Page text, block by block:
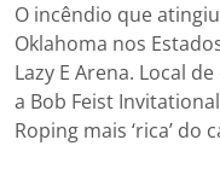
O incêndio que
Oklahoma nos
Lazy E Arena. Local
a Bob Feist
Roping mais ‘rica’ do